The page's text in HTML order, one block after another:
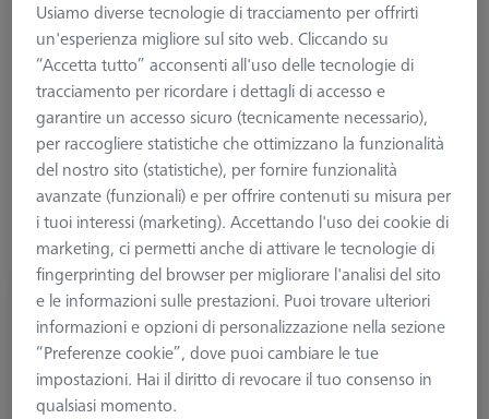
soluzioni nascono dall'esperienza dei nostri tecnici metrologi,
che insieme a voi sono impegnati giornalmente ad assolvere
svariati compiti di controllo, dal più semplice al più complesso.
Maggiori informazioni su Kit fissaggio
OmniFix
Kit STARTER sistema bloccaggio OmniFix,
50 mm, 13 pezzi
626170-0011-128
Usiamo diverse tecnologie di tracciamento per offrirti
un'esperienza migliore sul sito web. Cliccando su
“Accetta tutto” acconsenti all'uso delle tecnologie di
tracciamento per ricordare i dettagli di accesso e
garantire un accesso sicuro (tecnicamente necessario),
per raccogliere statistiche che ottimizzano la funzionalità
del nostro sito (statistiche), per fornire funzionalità
avanzate (funzionali) e per offrire contenuti su misura per
i tuoi interessi (marketing). Accettando l'uso dei cookie di
marketing, ci permetti anche di attivare le tecnologie di
fingerprinting del browser per migliorare l'analisi del sito
e le informazioni sulle prestazioni. Puoi trovare ulteriori
informazioni e opzioni di personalizzazione nella sezione
“Preferenze cookie”, dove puoi cambiare le tue
impostazioni. Hai il diritto di revocare il tuo consenso in
qualsiasi momento.